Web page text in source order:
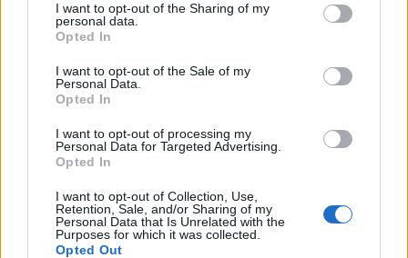
I want to opt-out of the Sharing of my
personal data.
Opted In
I want to opt-out of the Sale of my
Personal Data.
Opted In
I want to opt-out of processing my
Personal Data for Targeted Advertising.
Opted In
I want to opt-out of Collection, Use,
Retention, Sale, and/or Sharing of my
Personal Data that Is Unrelated with the
Purposes for which it was collected.
Opted Out
foglalkoztatottság továbbra is magas, a munkanélküliség
pedig nem emelkedik drámai mértékben.